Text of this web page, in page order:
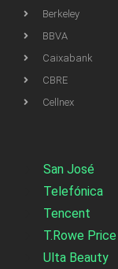
Berkeley
BBVA
Caixabank
CBRE
Cellnex
San José
Telefónica
Tencent
T.Rowe Price
Ulta Beauty